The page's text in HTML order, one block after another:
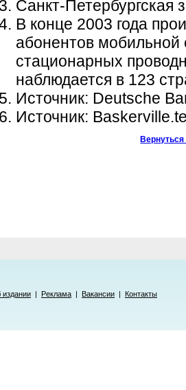
Санкт-Петербургская
В конце 2003 года
абонентов
стационарных
наблюдается в 123
Источник: Deutsche
Источник:
| Реклама | Вакансии | Контакты